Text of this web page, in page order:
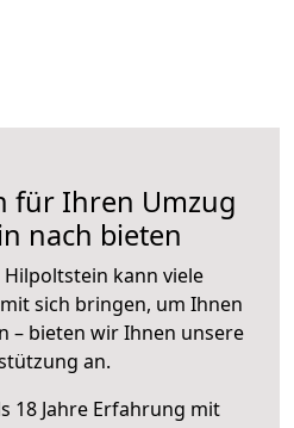
für Ihren Umzug
nach bieten
Hilpoltstein kann viele
sich bringen, um Ihnen
– bieten wir Ihnen unsere
an.
18 Jahre Erfahrung mit